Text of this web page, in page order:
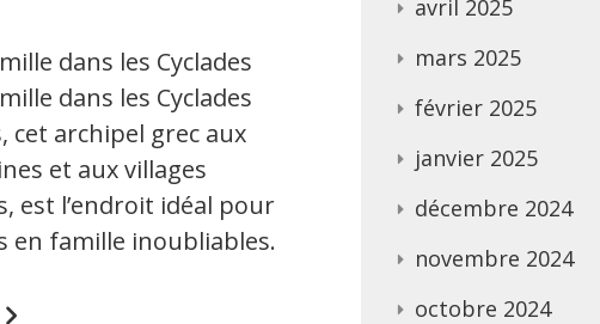
dans les Cyclades
dans les Cyclades
cet archipel grec aux
et aux villages
est l’endroit idéal pour
en famille inoubliables.
avril 2025
mars 2025
février 2025
janvier 2025
décembre 2024
novembre 2024
octobre 2024